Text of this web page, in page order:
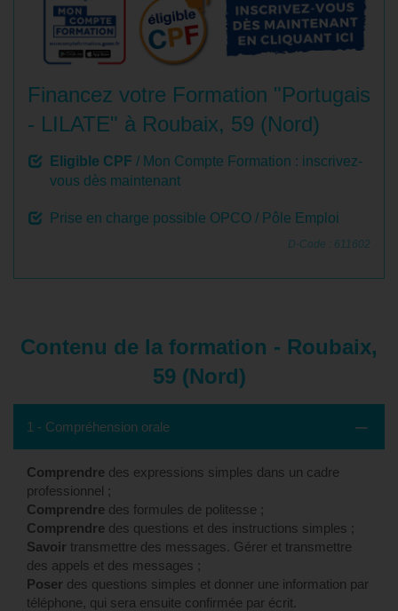
Financez votre Formation "Portugais
- LILATE" à Roubaix, 59 (Nord)
Eligible CPF / Mon Compte Formation : inscrivez-
vous dès maintenant
Prise en charge possible OPCO / Pôle Emploi
D-Code : 611602
Contenu de la formation - Roubaix,
59 (Nord)
1 - Compréhension orale
Comprendre des expressions simples dans un cadre
professionnel ;
Comprendre des formules de politesse ;
Comprendre des questions et des instructions simples ;
Savoir transmettre des messages. Gérer et transmettre
des appels et des messages ;
Poser des questions simples et donner une information par
téléphone, qui sera ensuite confirmée par écrit.